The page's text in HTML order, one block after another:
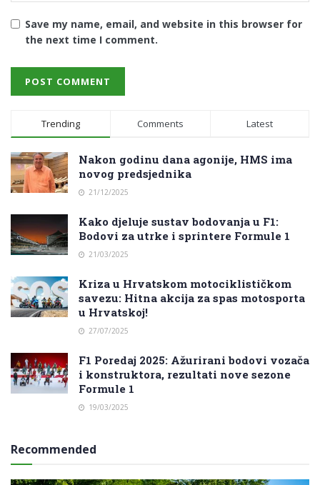
Save my name, email, and website in this browser for
the next time I comment.
Trending Comments Latest
Nakon godinu dana agonije, HMS ima
novog predsjednika
21/12/2025
Kako djeluje sustav bodovanja u F1:
Bodovi za utrke i sprintere Formule 1
21/03/2025
Kriza u Hrvatskom motociklističkom
savezu: Hitna akcija za spas motosporta
u Hrvatskoj!
27/07/2025
F1 Poredaj 2025: Ažurirani bodovi vozača
i konstruktora, rezultati nove sezone
Formule 1
19/03/2025
Recommended